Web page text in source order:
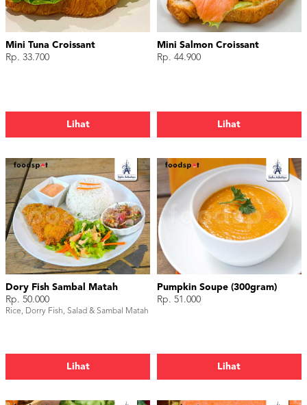
Mini Tuna Croissant
Rp. 33.700
Lihat
Mini Salmon Croissant
Rp. 44.900
Lihat
Dory Fish Sambal Matah
Rp. 50.000
Rice, Dorry Fish, Salad & Sambal Matah
Lihat
Pumpkin Soupe (300gram)
Rp. 51.000
Lihat